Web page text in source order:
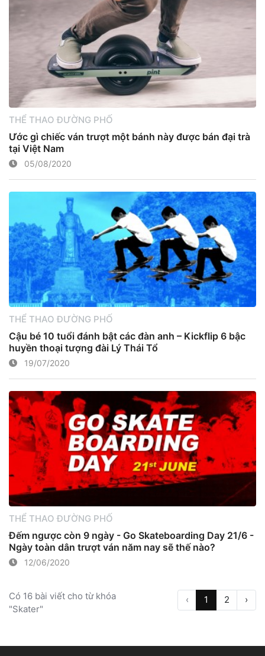
THỂ THAO ĐƯỜNG PHỐ
Ước gì chiếc ván trượt một bánh này được bán đại trà
tại Việt Nam
05/08/2020
THỂ THAO ĐƯỜNG PHỐ
Cậu bé 10 tuổi đánh bật các đàn anh – Kickflip 6 bậc
huyền thoại tượng đài Lý Thái Tổ
19/07/2020
THỂ THAO ĐƯỜNG PHỐ
Đếm ngược còn 9 ngày - Go Skateboarding Day 21/6 -
Ngày toàn dân trượt ván năm nay sẽ thế nào?
12/06/2020
Có 16 bài viết cho từ khóa
"Skater"
‹ 1 2 ›